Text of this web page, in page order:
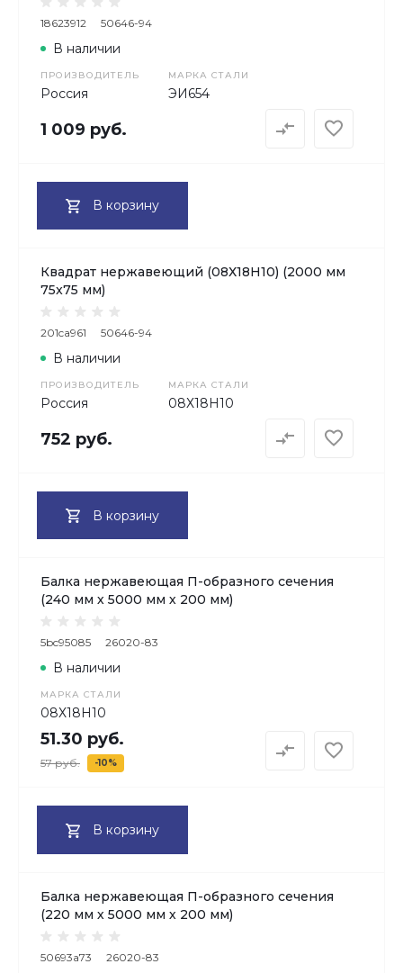
18623912 50646-94
ПРОИЗВОДИТЕЛЬ
Россия
МАРКА СТАЛИ
ЭИ654
В наличии
1 009 руб.
В корзину
Квадрат нержавеющий (08Х18Н10) (2000 мм
75x75 мм)
201ca961 50646-94
ПРОИЗВОДИТЕЛЬ
Россия
МАРКА СТАЛИ
08Х18H10
В наличии
752 руб.
В корзину
Балка нержавеющая П-образного сечения
(240 мм х 5000 мм х 200 мм)
5bc95085 26020-83
МАРКА СТАЛИ
08Х18H10
В наличии
51.30 руб.
57 руб. -10%
В корзину
Балка нержавеющая П-образного сечения
(220 мм х 5000 мм х 200 мм)
50693a73 26020-83